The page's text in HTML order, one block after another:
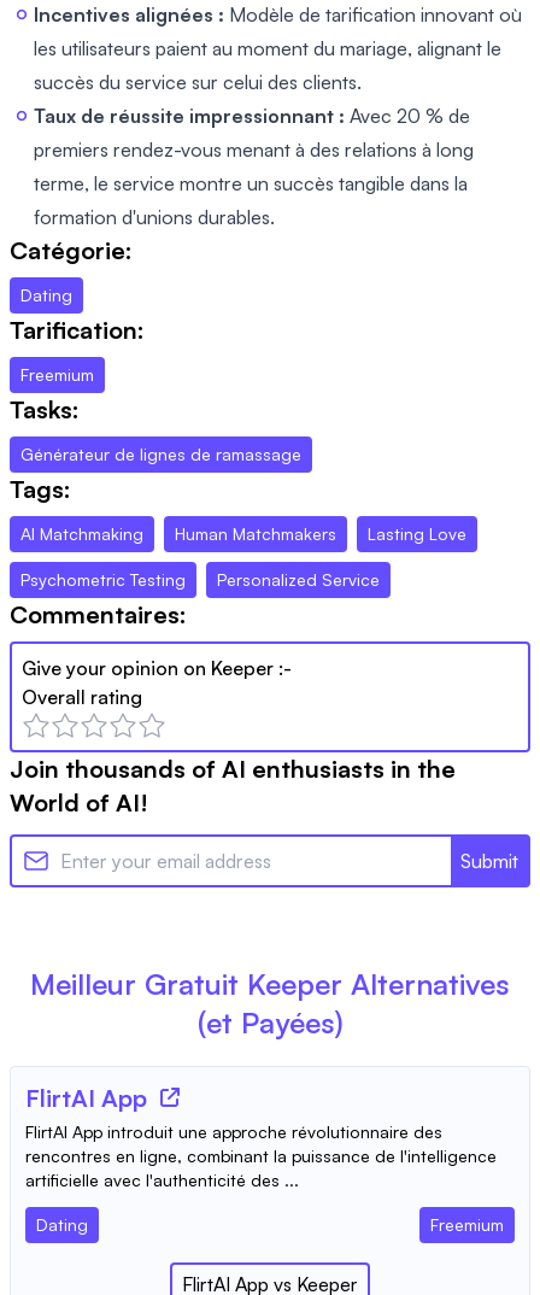
Incentives alignées : Modèle de tarification innovant où
les utilisateurs paient au moment du mariage, alignant le
succès du service sur celui des clients.
Taux de réussite impressionnant : Avec 20 % de
premiers rendez-vous menant à des relations à long
terme, le service montre un succès tangible dans la
formation d'unions durables.
Catégorie:
Dating
Tarification:
Freemium
Tasks:
Générateur de lignes de ramassage
Tags:
AI Matchmaking Human Matchmakers Lasting Love
Psychometric Testing Personalized Service
Commentaires:
Give your opinion on Keeper :-
Overall rating
Join thousands of AI enthusiasts in the
World of AI!
Submit
Meilleur Gratuit Keeper Alternatives
(et Payées)
FlirtAI App
FlirtAI App introduit une approche révolutionnaire des
rencontres en ligne, combinant la puissance de l'intelligence
artificielle avec l'authenticité des ...
Dating Freemium
FlirtAI App vs Keeper